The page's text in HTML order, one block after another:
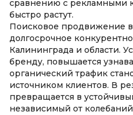
сравнению с рекламными
быстро растут.
Поисковое продвижение
долгосрочное
Калининграда и области.
бренду, повышается
органический трафик
источником клиентов. В
превращается в
независимый от